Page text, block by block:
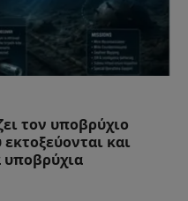
τον υποβρύχιο
και
υποβρύχια